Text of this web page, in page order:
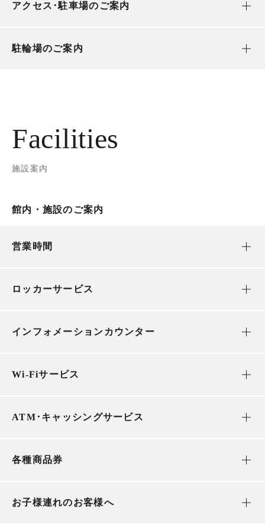
アクセス･駐車場のご案内
駐輪場のご案内
Facilities
施設案内
館内・施設のご案内
営業時間
ロッカーサービス
インフォメーションカウンター
Wi-Fiサービス
ATM･キャッシングサービス
各種商品券
お子様連れのお客様へ